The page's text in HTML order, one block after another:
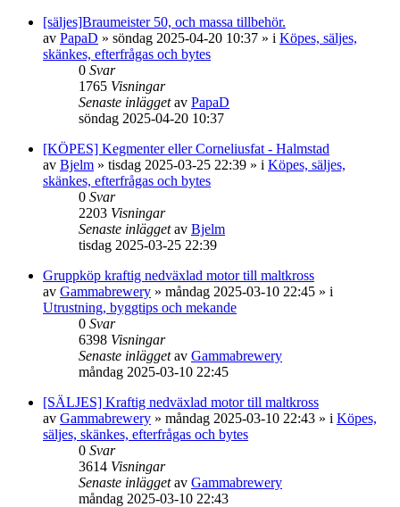
[säljes]Braumeister 50, och massa tillbehör.
av PapaD » söndag 2025-04-20 10:37 » i Köpes, säljes,
skänkes, efterfrågas och bytes
0 Svar
1765 Visningar
Senaste inläggetav PapaD
söndag 2025-04-20 10:37
[KÖPES] Kegmenter eller Corneliusfat - Halmstad
av Bjelm » tisdag 2025-03-25 22:39 » i Köpes, säljes,
skänkes, efterfrågas och bytes
0 Svar
2203 Visningar
Senaste inläggetav Bjelm
tisdag 2025-03-25 22:39
Gruppköp kraftig nedväxlad motor till maltkross
av Gammabrewery » måndag 2025-03-10 22:45 » i
Utrustning, byggtips och mekande
0 Svar
6398 Visningar
Senaste inläggetav Gammabrewery
måndag 2025-03-10 22:45
[SÄLJES] Kraftig nedväxlad motor till maltkross
av Gammabrewery » måndag 2025-03-10 22:43 » i Köpes,
säljes, skänkes, efterfrågas och bytes
0 Svar
3614 Visningar
Senaste inläggetav Gammabrewery
måndag 2025-03-10 22:43